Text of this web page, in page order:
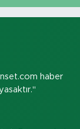
haber